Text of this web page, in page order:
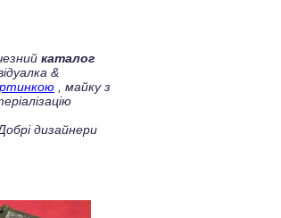
каталог
&
, майку з
дизайнери